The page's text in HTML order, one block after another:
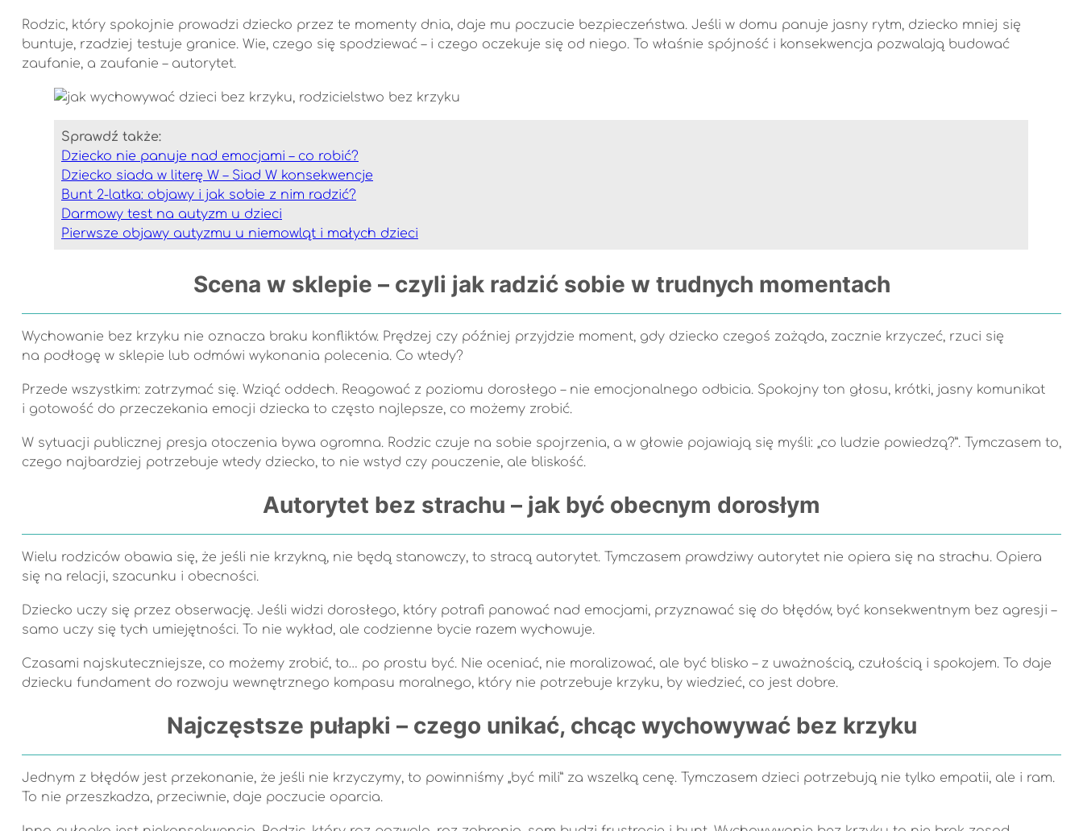
Rodzic, który spokojnie prowadzi dziecko przez te momenty dnia, daje mu poczucie bezpieczeństwa. Jeśli w domu panuje jasny rytm, dziecko mniej się
buntuje, rzadziej testuje granice. Wie, czego się spodziewać – i czego oczekuje się od niego. To właśnie spójność i konsekwencja pozwalają budować
zaufanie, a zaufanie – autorytet.
Sprawdź także:
Dziecko nie panuje nad emocjami – co robić?
Dziecko siada w literę W – Siad W konsekwencje
Bunt 2-latka: objawy i jak sobie z nim radzić?
Darmowy test na autyzm u dzieci
Pierwsze objawy autyzmu u niemowląt i małych dzieci
Scena w sklepie – czyli jak radzić sobie w trudnych momentach
Wychowanie bez krzyku nie oznacza braku konfliktów. Prędzej czy później przyjdzie moment, gdy dziecko czegoś zażąda, zacznie krzyczeć, rzuci się
na podłogę w sklepie lub odmówi wykonania polecenia. Co wtedy?
Przede wszystkim: zatrzymać się. Wziąć oddech. Reagować z poziomu dorosłego – nie emocjonalnego odbicia. Spokojny ton głosu, krótki, jasny komunikat
i gotowość do przeczekania emocji dziecka to często najlepsze, co możemy zrobić.
W sytuacji publicznej presja otoczenia bywa ogromna. Rodzic czuje na sobie spojrzenia, a w głowie pojawiają się myśli: „co ludzie powiedzą?”. Tymczasem to,
czego najbardziej potrzebuje wtedy dziecko, to nie wstyd czy pouczenie, ale bliskość.
Autorytet bez strachu – jak być obecnym dorosłym
Wielu rodziców obawia się, że jeśli nie krzykną, nie będą stanowczy, to stracą autorytet. Tymczasem prawdziwy autorytet nie opiera się na strachu. Opiera
się na relacji, szacunku i obecności.
Dziecko uczy się przez obserwację. Jeśli widzi dorosłego, który potrafi panować nad emocjami, przyznawać się do błędów, być konsekwentnym bez agresji –
samo uczy się tych umiejętności. To nie wykład, ale codzienne bycie razem wychowuje.
Czasami najskuteczniejsze, co możemy zrobić, to… po prostu być. Nie oceniać, nie moralizować, ale być blisko – z uważnością, czułością i spokojem. To daje
dziecku fundament do rozwoju wewnętrznego kompasu moralnego, który nie potrzebuje krzyku, by wiedzieć, co jest dobre.
Najczęstsze pułapki – czego unikać, chcąc wychowywać bez krzyku
Jednym z błędów jest przekonanie, że jeśli nie krzyczymy, to powinniśmy „być mili” za wszelką cenę. Tymczasem dzieci potrzebują nie tylko empatii, ale i ram.
To nie przeszkadza, przeciwnie, daje poczucie oparcia.